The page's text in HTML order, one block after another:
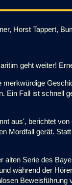
Horst Tappert,
geht weiter!
Ein Fall ist schnell
aus', berichtet
Mordfall gerät.
alten Serie des
während der